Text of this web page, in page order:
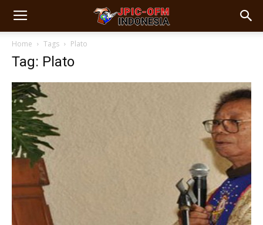
Home Tags Plato
Tag: Plato